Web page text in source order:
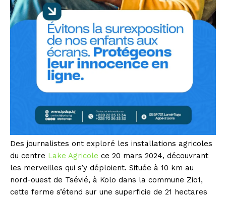
Des journalistes ont exploré les installations agricoles
du centre Lake Agricole ce 20 mars 2024, découvrant
les merveilles qui s’y déploient. Située à 10 km au
nord-ouest de Tsévié, à Kolo dans la commune Zio1,
cette ferme s’étend sur une superficie de 21 hectares